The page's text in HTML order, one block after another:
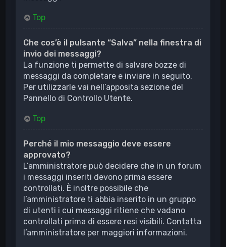
Top
Che cos’è il pulsante “Salva” nella finestra di
invio dei messaggi?
La funzione ti permette di salvare bozze di
messaggi da completare e inviare in seguito.
Per utilizzarle vai nell’apposita sezione del
Pannello di Controllo Utente.
Top
Perché il mio messaggio deve essere
approvato?
L’amministratore può decidere che in un forum
i messaggi inseriti devono prima essere
controllati. È inoltre possibile che
l’amministratore ti abbia inserito in un gruppo
di utenti i cui messaggi ritiene che vadano
controllati prima di essere resi visibili. Contatta
l’amministratore per maggiori informazioni.